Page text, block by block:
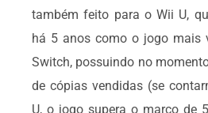
também feito para o Wii U,
há 5 anos como o jogo mais
Switch, possuindo no
de cópias vendidas (se
U, o jogo supera o marco de